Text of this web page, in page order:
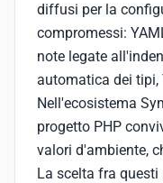
diffusi per la
compromessi:
note legate
automatica dei tipi,
Nell'ecosistema
progetto PHP
valori d'ambiente,
La scelta fra